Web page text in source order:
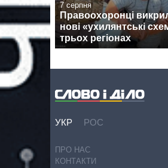
7 серпня
Правоохоронці
нові «ухилянтські
трьох регіонах
УКР РОС
ПРО НАС
КОНТАКТИ